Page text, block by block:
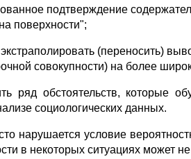
подтверждение
поверхности";
(переносить)
совокупности) на более
ряд обстоятельств, которые
социологических данных.
нарушается условие
в некоторых ситуациях может